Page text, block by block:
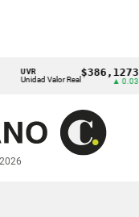
Valor Real
$386,1273
▲ 0.03